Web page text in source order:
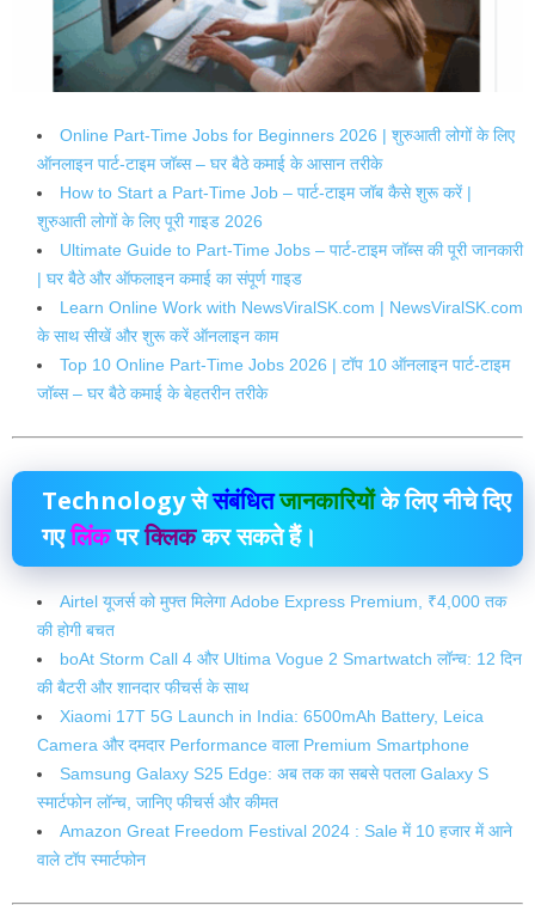
Online Part-Time Jobs for Beginners 2026 | शुरुआती लोगों के लिए
ऑनलाइन पार्ट-टाइम जॉब्स – घर बैठे कमाई के आसान तरीके
How to Start a Part-Time Job – पार्ट-टाइम जॉब कैसे शुरू करें |
शुरुआती लोगों के लिए पूरी गाइड 2026
Ultimate Guide to Part-Time Jobs – पार्ट-टाइम जॉब्स की पूरी जानकारी
| घर बैठे और ऑफलाइन कमाई का संपूर्ण गाइड
Learn Online Work with NewsViralSK.com | NewsViralSK.com
के साथ सीखें और शुरू करें ऑनलाइन काम
Top 10 Online Part-Time Jobs 2026 | टॉप 10 ऑनलाइन पार्ट-टाइम
जॉब्स – घर बैठे कमाई के बेहतरीन तरीके
Technologyसेसंबंधितजानकारियोंके लिए नीचे दिए
गएलिंकपरक्लिककर सकते हैं।
Airtel यूजर्स को मुफ्त मिलेगा Adobe Express Premium, ₹4,000 तक
की होगी बचत
boAt Storm Call 4 और Ultima Vogue 2 Smartwatch लॉन्च: 12 दिन
की बैटरी और शानदार फीचर्स के साथ
Xiaomi 17T 5G Launch in India: 6500mAh Battery, Leica
Camera और दमदार Performance वाला Premium Smartphone
Samsung Galaxy S25 Edge: अब तक का सबसे पतला Galaxy S
स्मार्टफोन लॉन्च, जानिए फीचर्स और कीमत
Amazon Great Freedom Festival 2024 : Sale में 10 हजार में आने
वाले टॉप स्मार्टफोन